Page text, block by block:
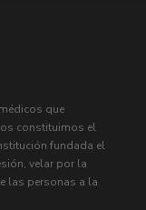
que
constituimos el
fundada el
velar por la
las personas a la